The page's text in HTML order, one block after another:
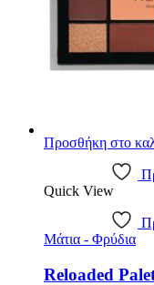
Προσθήκη στο
Quick View
Μάτια - Φρύδια
Reloaded